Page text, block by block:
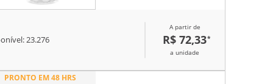
23.276
A partir de
R$ 72,33*
a unidade
PRONTO EM 48 HRS